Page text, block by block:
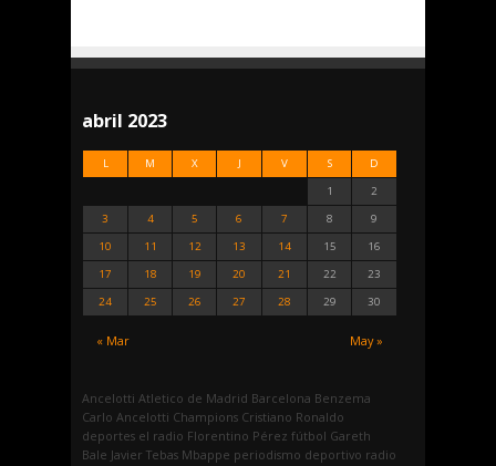
abril 2023
L M X J V S D
« Mar May »
1
2
3
4 5 6 7 8
9
10
11 12 13 14 15
16
17
18 19 20 21 22
23
24
25 26 27 28 29 30
Ancelotti Atletico de Madrid Barcelona Benzema
Carlo Ancelotti Champions Cristiano Ronaldo
deportes el radio Florentino Pérez fútbol Gareth
Bale Javier Tebas Mbappe periodismo deportivo radio